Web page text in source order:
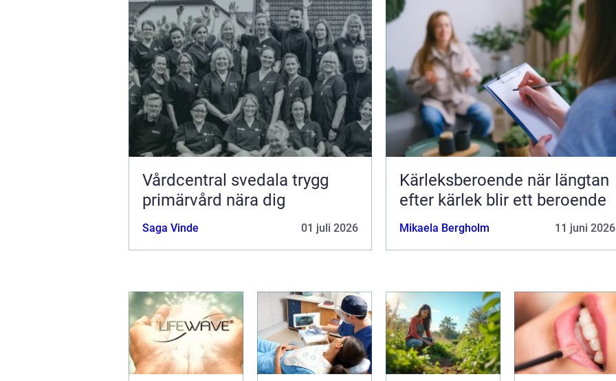
Vårdcentral svedala trygg
primärvård nära dig
Saga Vinde 01 juli 2026
Kärleksberoende när längtan
efter kärlek blir ett beroende
Mikaela Bergholm 11 juni 2026